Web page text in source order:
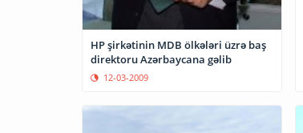
HP şirkətinin MDB ölkələri üzrə baş
direktoru Azərbaycana gəlib
12-03-2009